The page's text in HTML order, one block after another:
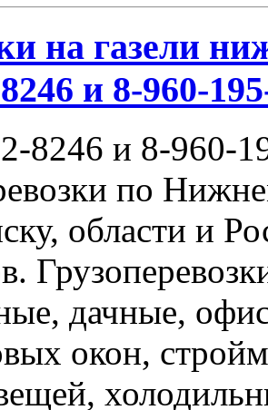
на газели
и 8-960-
8246 и 8-960-
по
области и
дачные,
окон,